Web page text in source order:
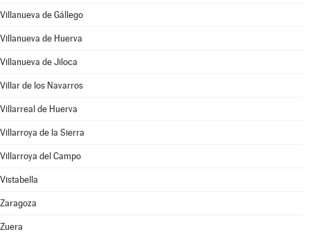
Villanueva de Gállego
Villanueva de Huerva
Villanueva de Jiloca
Villar de los Navarros
Villarreal de Huerva
Villarroya de la Sierra
Villarroya del Campo
Vistabella
Zaragoza
Zuera